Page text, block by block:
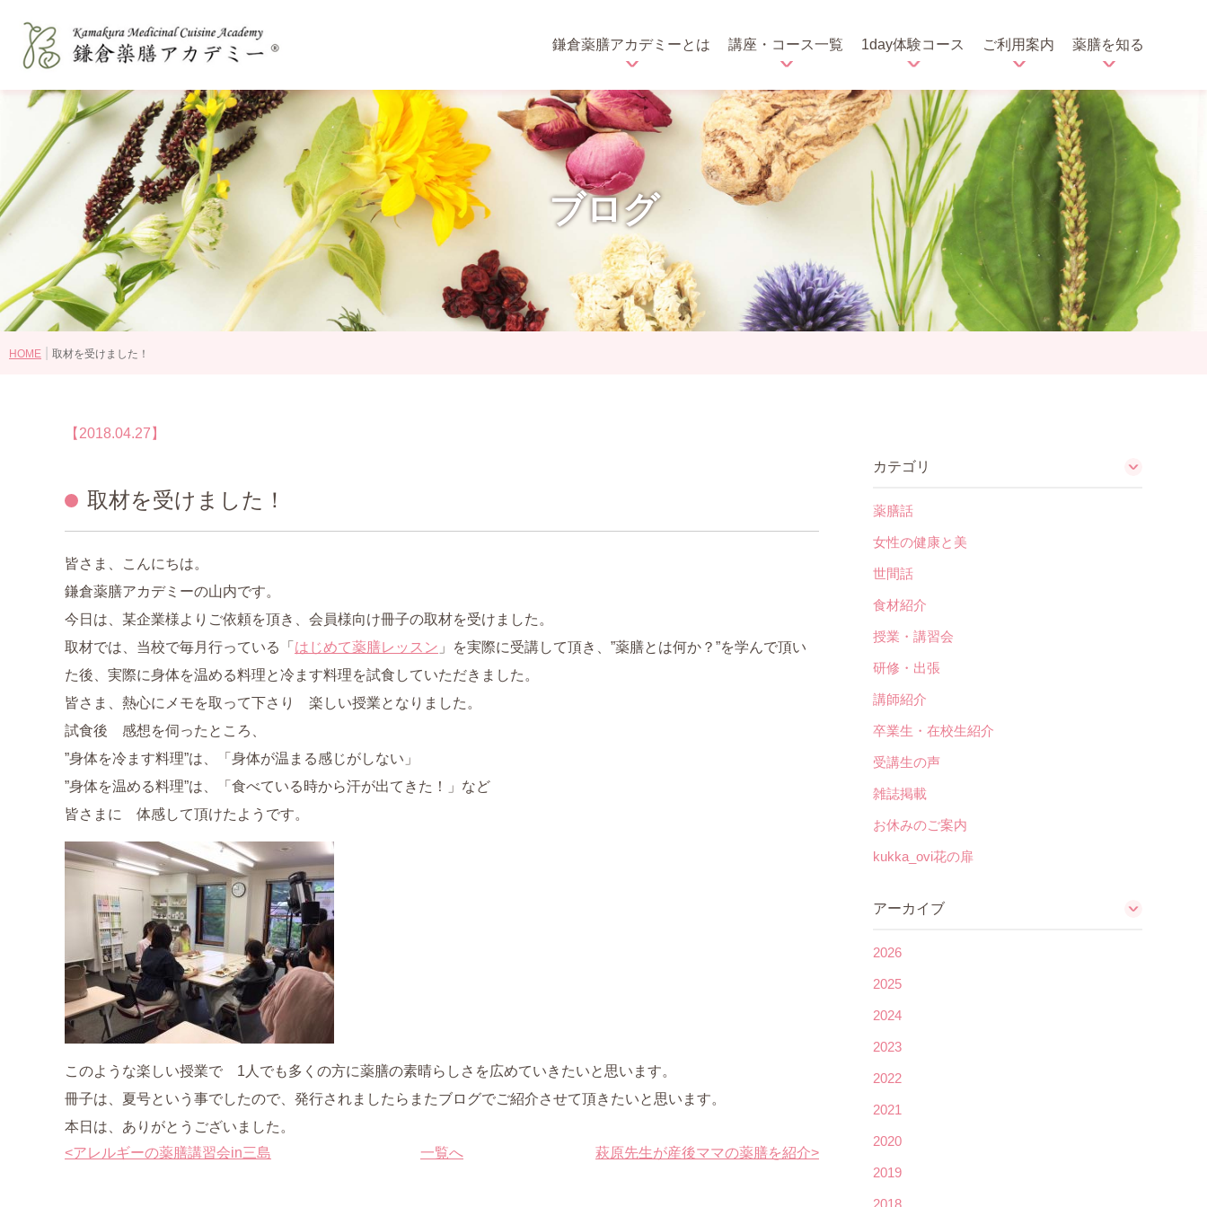
鎌倉薬膳アカデミーとは
コースの選び方
講師紹介
認定資格・ライセンス認定教室
受講生の感想
卒業後の進路
薬膳ベーシッククラス
1day体験コース
和の薬膳®クラス
山内メソッドセミナー
特別講座
ご利用案内
アクセス
よくある質問
お仕事のご依頼
資料請求・お問合せ
会社情報
薬膳を知る
和の薬膳レシピ
鎌倉薬膳アカデミーとは 講座・コース一覧 1day体験コース ご利用案内 薬膳を知る
ブログ
HOME 取材を受けました！
【2018.04.27】
取材を受けました！
皆さま、こんにちは。
鎌倉薬膳アカデミーの山内です。
今日は、某企業様よりご依頼を頂き、会員様向け冊子の取材を受けました。
取材では、当校で毎月行っている「 はじめて薬膳レッスン 」を実際に受講して頂き、”薬膳とは何か？”を学んで頂い
た後、実際に身体を温める料理と冷ます料理を試食していただきました。
皆さま、熱心にメモを取って下さり 楽しい授業となりました。
試食後 感想を伺ったところ、
”身体を冷ます料理”は、「身体が温まる感じがしない」
”身体を温める料理”は、「食べている時から汗が出てきた！」など
皆さまに 体感して頂けたようです。
このような楽しい授業で 1人でも多くの方に薬膳の素晴らしさを広めていきたいと思います。
冊子は、夏号という事でしたので、発行されましたらまたブログでご紹介させて頂きたいと思います。
本日は、ありがとうございました。
<アレルギーの薬膳講習会in三島 一覧へ 萩原先生が産後ママの薬膳を紹介>
カテゴリ
薬膳話
女性の健康と美
世間話
食材紹介
授業・講習会
研修・出張
講師紹介
卒業生・在校生紹介
受講生の声
雑誌掲載
お休みのご案内
kukka_ovi花の扉
アーカイブ
2026
2025
2024
2023
2022
2021
2020
2019